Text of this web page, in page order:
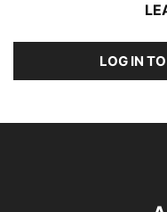
LOG IN